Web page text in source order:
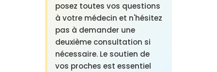
posez toutes vos questions
à votre médecin et n'hésitez
pas à demander une
deuxième consultation si
nécessaire. Le soutien de
vos proches est essentiel